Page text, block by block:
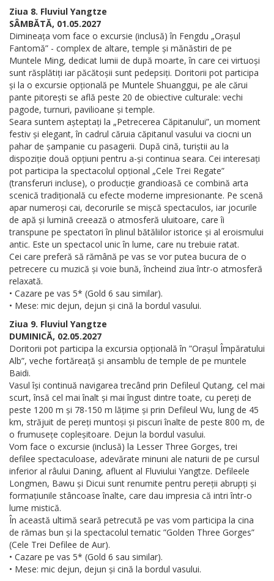
Ziua 8. Fluviul Yangtze
SÂMBĂTĂ, 01.05.2027
Dimineața vom face o excursie (inclusă) în Fengdu „Orașul
Fantomă” - complex de altare, temple și mănăstiri de pe
Muntele Ming, dedicat lumii de după moarte, în care cei virtuoși
sunt răsplătiți iar păcătoșii sunt pedepsiți. Doritorii pot participa
și la o excursie opțională pe Muntele Shuanggui, pe ale cărui
pante pitorești se află peste 20 de obiective culturale: vechi
pagode, turnuri, pavilioane și temple.
Seara suntem așteptați la „Petrecerea Căpitanului”, un moment
festiv și elegant, în cadrul căruia căpitanul vasului va ciocni un
pahar de șampanie cu pasagerii. După cină, turiștii au la
dispoziție două opțiuni pentru a-și continua seara. Cei interesați
pot participa la spectacolul opțional „Cele Trei Regate”
(transferuri incluse), o producție grandioasă ce combină arta
scenică tradițională cu efecte moderne impresionante. Pe scenă
apar numeroși cai, decorurile se mișcă spectaculos, iar jocurile
de apă și lumină creează o atmosferă uluitoare, care îi
transpune pe spectatori în plinul bătăliilor istorice și al eroismului
antic. Este un spectacol unic în lume, care nu trebuie ratat.
Cei care preferă să rămână pe vas se vor putea bucura de o
petrecere cu muzică și voie bună, încheind ziua într-o atmosferă
relaxată.
• Cazare pe vas 5* (Gold 6 sau similar).
• Mese: mic dejun, dejun și cină la bordul vasului.
Ziua 9. Fluviul Yangtze
DUMINICĂ, 02.05.2027
Doritorii pot participa la excursia opțională în ”Orașul Împăratului
Alb”, veche fortăreață și ansamblu de temple de pe muntele
Baidi.
Vasul își continuă navigarea trecând prin Defileul Qutang, cel mai
scurt, însă cel mai înalt și mai îngust dintre toate, cu pereți de
peste 1200 m și 78-150 m lățime și prin Defileul Wu, lung de 45
km, străjuit de pereți muntoși și piscuri înalte de peste 800 m, de
o frumusețe copleșitoare. Dejun la bordul vasului.
Vom face o excursie (inclusă) la Lesser Three Gorges, trei
defilee spectaculoase, adevărate minuni ale naturii de pe cursul
inferior al râului Daning, afluent al Fluviului Yangtze. Defileele
Longmen, Bawu și Dicui sunt renumite pentru pereții abrupți și
formațiunile stâncoase înalte, care dau impresia că intri într-o
lume mistică.
În această ultimă seară petrecută pe vas vom participa la cina
de rămas bun și la spectacolul tematic ”Golden Three Gorges”
(Cele Trei Defilee de Aur).
• Cazare pe vas 5* (Gold 6 sau similar).
• Mese: mic dejun, dejun și cină la bordul vasului.